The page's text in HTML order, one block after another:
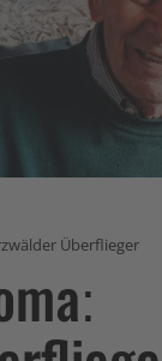
Überflieger